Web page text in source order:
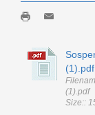
(1).pdf
(1).pdf
Size::